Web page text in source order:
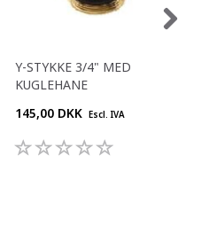
Y-STYKKE 3/4" MED
KUGLEHANE
145,00 DKK Escl. IVA